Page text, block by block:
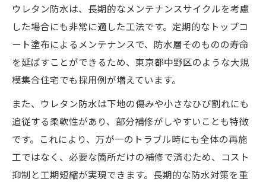
ウレタン防水は、長期的なメンテナンスサイクルを考慮
した場合にも非常に適した工法です。定期的なトップコ
ート塗布によるメンテナンスで、防水層そのものの寿命
を延ばすことができるため、東京都中野区のような大規
模集合住宅でも採用例が増えています。
また、ウレタン防水は下地の傷みや小さなひび割れにも
追従する柔軟性があり、部分補修がしやすいことも特徴
です。これにより、万が一のトラブル時にも全体の再施
工ではなく、必要な箇所だけの補修で済むため、コスト
抑制と工期短縮が実現できます。長期的な防水対策を重